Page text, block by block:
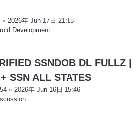
« 2026年 Jun 17日 21:15
Development
SSNDOB DL FULLZ |
SSN ALL STATES
« 2026年 Jun 16日 15:46